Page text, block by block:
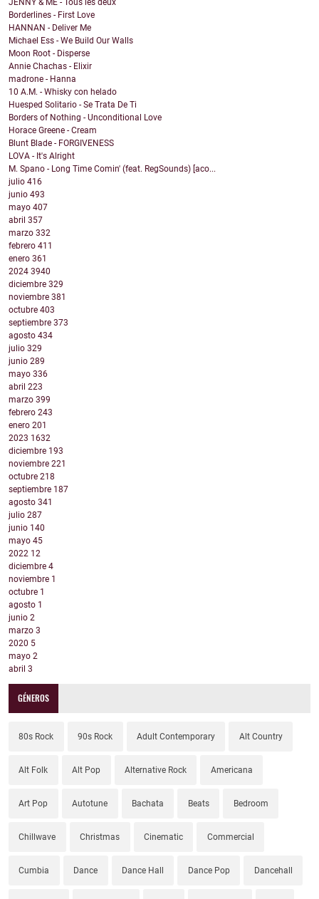
JENNY & ME - Tous les deux
Borderlines - First Love
HANNAN - Deliver Me
Michael Ess - We Build Our Walls
Moon Root - Disperse
Annie Chachas - Elixir
madrone - Hanna
10 A.M. - Whisky con helado
Huesped Solitario - Se Trata De Ti
Borders of Nothing - Unconditional Love
Horace Greene - Cream
Blunt Blade - FORGIVENESS
LOVA - It's Alright
M. Spano - Long Time Comin' (feat. RegSounds) [aco...
julio 416
junio 493
mayo 407
abril 357
marzo 332
febrero 411
enero 361
2024 3940
diciembre 329
noviembre 381
octubre 403
septiembre 373
agosto 434
julio 329
junio 289
mayo 336
abril 223
marzo 399
febrero 243
enero 201
2023 1632
diciembre 193
noviembre 221
octubre 218
septiembre 187
agosto 341
julio 287
junio 140
mayo 45
2022 12
diciembre 4
noviembre 1
octubre 1
agosto 1
junio 2
marzo 3
2020 5
mayo 2
abril 3
GÉNEROS
80s Rock 90s Rock Adult Contemporary Alt Country
Alt Folk Alt Pop Alternative Rock Americana
Art Pop Autotune Bachata Beats Bedroom
Chillwave Christmas Cinematic Commercial
Cumbia Dance Dance Hall Dance Pop Dancehall